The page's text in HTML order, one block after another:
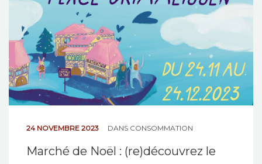
24 NOVEMBRE 2023 DANS CONSOMMATION
Marché de Noël : (re)découvrez le